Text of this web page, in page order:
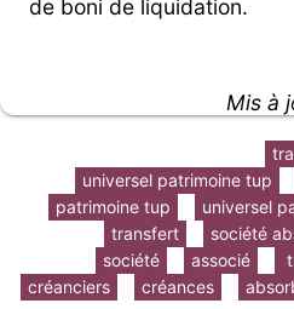
de boni de liquidation.
Mis à
universel patrimoine tup
universel
patrimoine tup
société
transfert
associé
société
créances
créanciers